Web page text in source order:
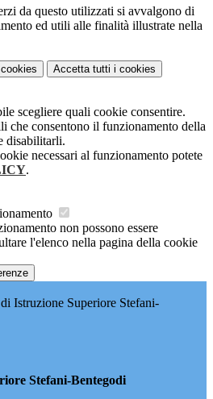
da questo utilizzati si avvalgono di
ed utili alle finalità illustrate nella
Accetta tutti i cookies
scegliere quali cookie consentire.
che consentono il funzionamento della
disabilitarli.
necessari al funzionamento potete
.
non possono essere
l'elenco nella pagina della cookie
Istruzione Superiore Stefani-
Stefani-Bentegodi